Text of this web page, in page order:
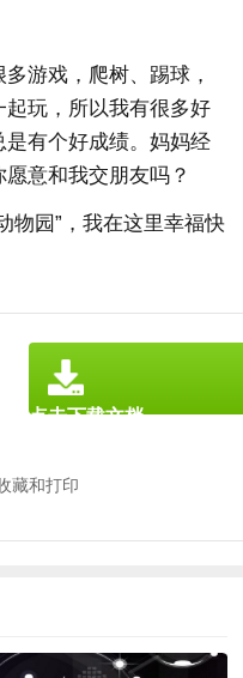
游戏，爬树、踢球，
玩，所以我有很多好
有个好成绩。妈妈经
意和我交朋友吗？
物园”，我在这里幸福快
藏和打印
点击下载文档